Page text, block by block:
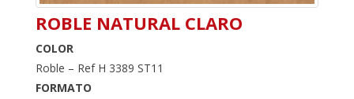
ROBLE NATURAL CLARO
COLOR
Roble – Ref H 3389 ST11
FORMATO